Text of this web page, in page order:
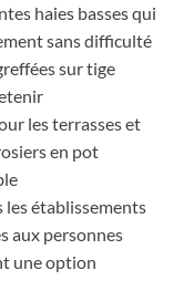
haies basses qui
sans difficulté
sur tige
les terrasses et
en pot
les établissements
aux personnes
une option